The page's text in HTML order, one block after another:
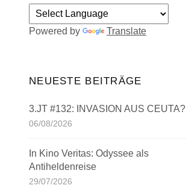
Powered by Translate
NEUESTE BEITRÄGE
3.JT #132: INVASION AUS CEUTA?
06/08/2026
In Kino Veritas: Odyssee als
Antiheldenreise
29/07/2026